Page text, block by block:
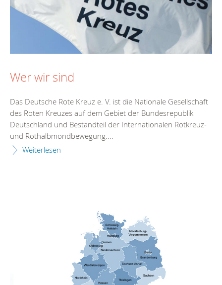
Wer wir sind
Das Deutsche Rote Kreuz e. V. ist die Nationale Gesellschaft
des Roten Kreuzes auf dem Gebiet der Bundesrepublik
Deutschland und Bestandteil der Internationalen Rotkreuz-
und Rothalbmondbewegung....
Weiterlesen